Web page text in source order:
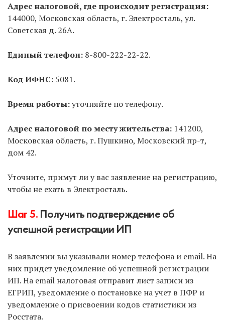
Способ 3. Через МФЦ.
Тоже оптимальный способ,
не нужно платить госпошлину, НО не все МФЦ
занимаются ИП, и нужно прозванивать несколько
ближайших. Затем записаться на подачу и прийти
в указанное время.
Способ 4. Через нотариуса.
Не рекомендуем без
острой необходимости, т.к. услуга дорогая.
Способ 5.Почтой России с объявленной
ценностью и описью вложения.Не
рекомендуем, т.к. нужно предварительно
Способ 6. По доверенности может подать
другое лицо за вас.
У доверенного лица должна
быть нотариальная доверенность на совершение
подобных действий.
Делаем вывод, что первые 3 способа самые
оптимальные. В остальном выбор за вами.
Адрес налоговой, где происходит регистрация:
144000, Московская область, г. Электросталь, ул.
Советская д. 26А.
Единый телефон: 8-800-222-22-22.
Код ИФНС: 5081.
Время работы:уточняйте по телефону.
Адрес налоговой по месту жительства: 141200,
Московская область, г. Пушкино, Московский пр-т,
дом 42.
Уточните, примут ли у вас заявление на регистрацию,
чтобы не ехать в Электросталь.
Шаг 5. Получить подтверждение об
успешной регистрации ИП
В заявлении вы указывали номер телефона и email. На
них придет уведомление об успешной регистрации
ИП. На email налоговая отправит лист записи из
ЕГРИП, уведомление о постановке на учет в ПФР и
уведомление о присвоении кодов статистики из
Росстата.